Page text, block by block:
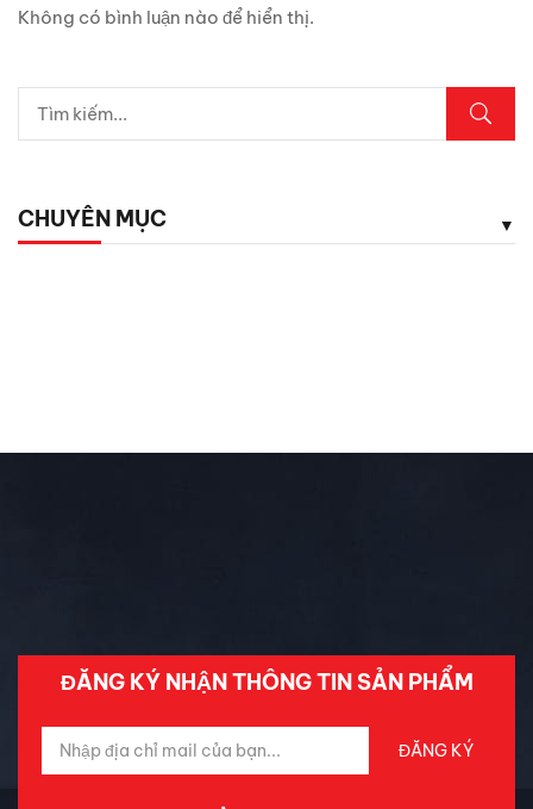
toàn màn hình zin ô tô!
5 vị trí trên ô tô cần kiểm tra ngay sau mưa lớn
Top dụng cụ cứu hộ mọi tài xế cần có phòng khi hết ắc
Không có bình luận nào để hiển thị.
CHUYÊN MỤC
ĐĂNG KÝ NHẬN THÔNG TIN SẢN PHẨM